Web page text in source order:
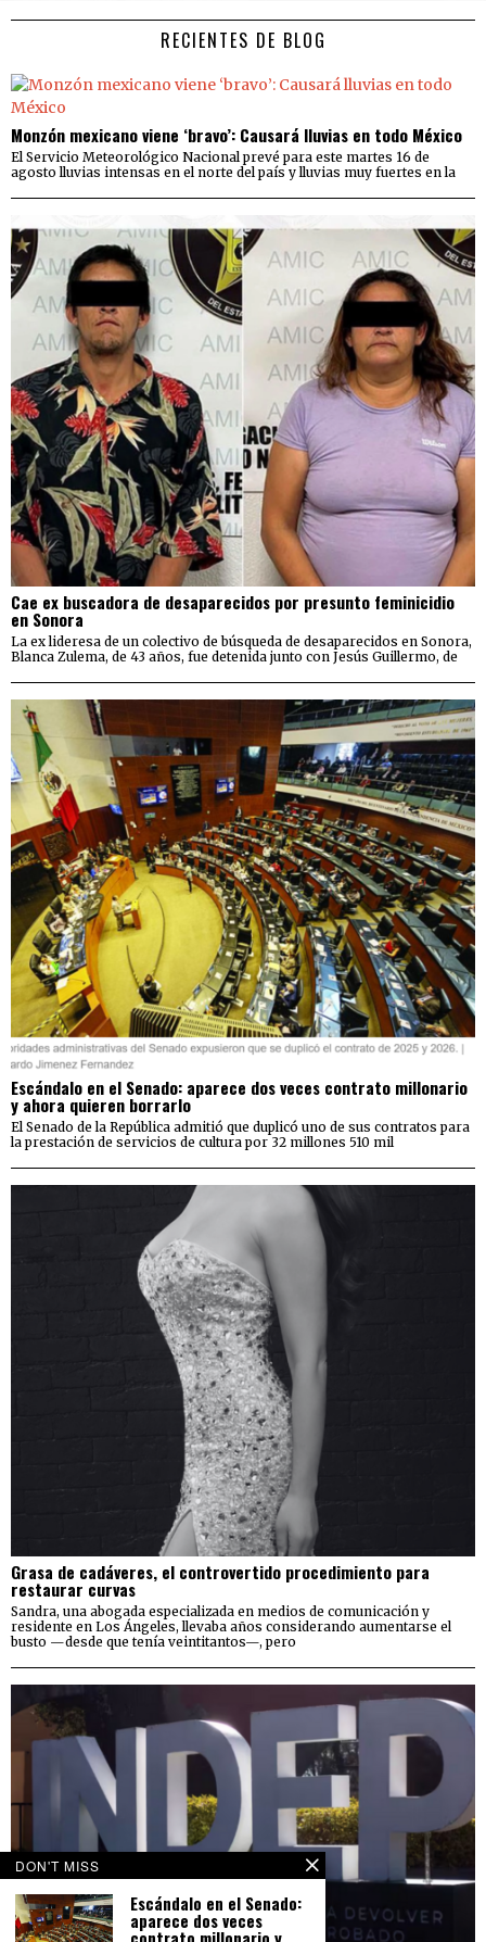
RECIENTES DE BLOG
Monzón mexicano viene ‘bravo’: Causará lluvias en todo México
El Servicio Meteorológico Nacional prevé para este martes 16 de
agosto lluvias intensas en el norte del país y lluvias muy fuertes en la
Cae ex buscadora de desaparecidos por presunto feminicidio
en Sonora
La ex lideresa de un colectivo de búsqueda de desaparecidos en Sonora,
Blanca Zulema, de 43 años, fue detenida junto con Jesús Guillermo, de
Escándalo en el Senado: aparece dos veces contrato millonario
y ahora quieren borrarlo
El Senado de la República admitió que duplicó uno de sus contratos para
la prestación de servicios de cultura por 32 millones 510 mil
Grasa de cadáveres, el controvertido procedimiento para
restaurar curvas
Sandra, una abogada especializada en medios de comunicación y
residente en Los Ángeles, llevaba años considerando aumentarse el
busto —desde que tenía veintitantos—, pero
DON'T MISS
Escándalo en el Senado:
aparece dos veces